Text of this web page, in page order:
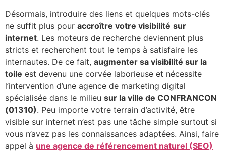
Désormais, introduire des liens et quelques mots-clés
ne suffit plus pour accroître votre visibilité sur
internet. Les moteurs de recherche deviennent plus
stricts et recherchent tout le temps à satisfaire les
internautes. De ce fait, augmenter sa visibilité sur la
toile est devenu une corvée laborieuse et nécessite
l’intervention d’une agence de marketing digital
spécialisée dans le milieu sur la ville de CONFRANCON
(01310). Peu importe votre terrain d’activité, être
visible sur internet n’est pas une tâche simple surtout si
vous n’avez pas les connaissances adaptées. Ainsi, faire
appel à une agence de référencement naturel (SEO)